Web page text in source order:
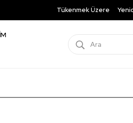
Tükenmek Üzere